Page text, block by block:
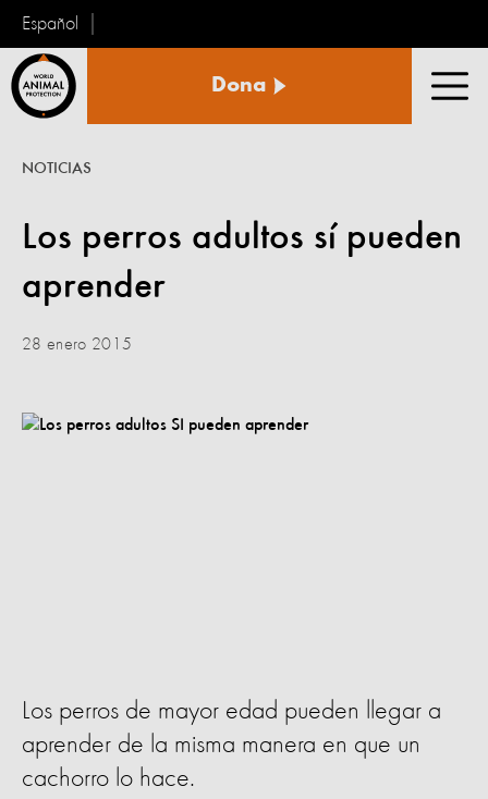
Español
Animal
Dona
Los perros adultos sí pueden
aprender
NOTICIAS
28 enero 2015
Los perros de mayor edad pueden llegar a
aprender de la misma manera en que un
cachorro lo hace.